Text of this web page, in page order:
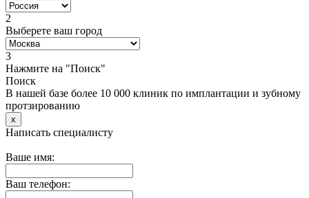
2
Выберете ваш город
3
Нажмите на "Поиск"
Поиск
В нашей базе более 10 000 клиник по имплантации и зубному
протзированию
x
Написать специалисту
Ваше имя:
Ваш телефон: